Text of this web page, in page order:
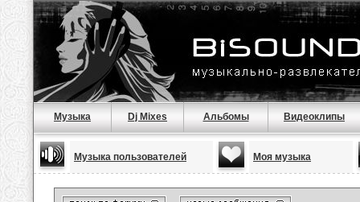
Музыка Dj Mixes Альбомы Видеоклипы
Музыка пользователей Моя музыка